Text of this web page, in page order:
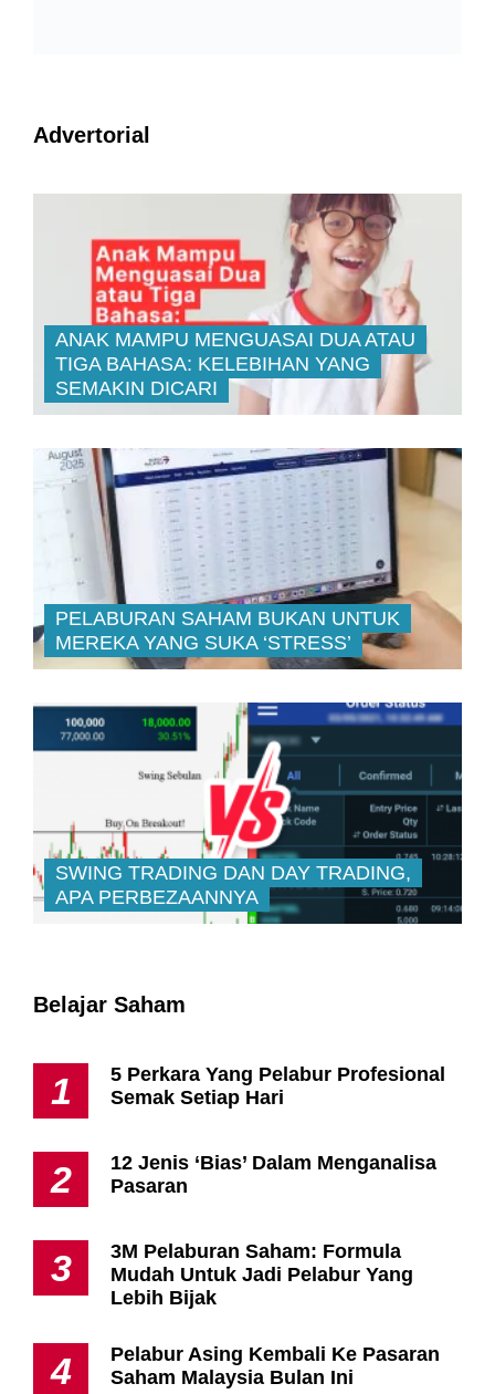
Advertorial
ANAK MAMPU MENGUASAI DUA ATAU
TIGA BAHASA: KELEBIHAN YANG
SEMAKIN DICARI
PELABURAN SAHAM BUKAN UNTUK
MEREKA YANG SUKA ‘STRESS’
SWING TRADING DAN DAY TRADING,
APA PERBEZAANNYA
Belajar Saham
1
5 Perkara Yang Pelabur Profesional
Semak Setiap Hari
2
12 Jenis ‘Bias’ Dalam Menganalisa
Pasaran
3
3M Pelaburan Saham: Formula
Mudah Untuk Jadi Pelabur Yang
Lebih Bijak
4
Pelabur Asing Kembali Ke Pasaran
Saham Malaysia Bulan Ini